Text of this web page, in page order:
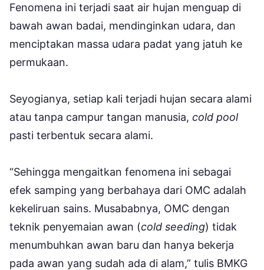
Fenomena ini terjadi saat air hujan menguap di
bawah awan badai, mendinginkan udara, dan
menciptakan massa udara padat yang jatuh ke
permukaan.
Seyogianya, setiap kali terjadi hujan secara alami
atau tanpa campur tangan manusia, cold pool
pasti terbentuk secara alami.
“Sehingga mengaitkan fenomena ini sebagai
efek samping yang berbahaya dari OMC adalah
kekeliruan sains. Musababnya, OMC dengan
teknik penyemaian awan (cold seeding) tidak
menumbuhkan awan baru dan hanya bekerja
pada awan yang sudah ada di alam,” tulis BMKG